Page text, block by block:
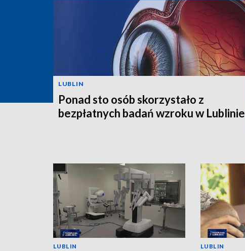
LUBLIN
Ponad sto osób skorzystało z
bezpłatnych badań wzroku w Lublinie
LUBLIN LUBLIN